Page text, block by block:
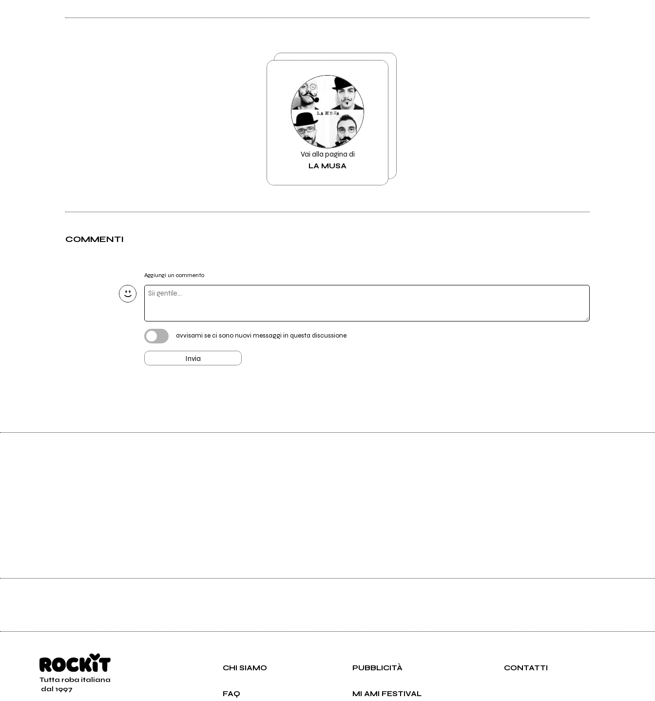
Vai alla pagina di
LA MUSA
COMMENTI
Aggiungi un commento
avvisami se ci sono nuovi messaggi in questa discussione
Invia
Tutta roba italiana
dal 1997
CHI SIAMO PUBBLICITÀ CONTATTI
FAQ MI AMI FESTIVAL